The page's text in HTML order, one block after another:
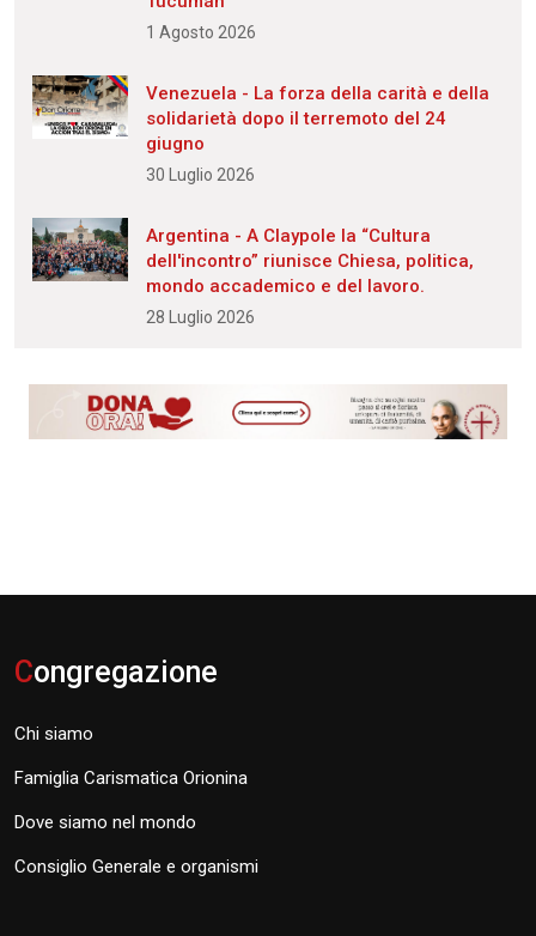
1 Agosto 2026
Venezuela - La forza della carità e della
solidarietà dopo il terremoto del 24
giugno
30 Luglio 2026
Argentina - A Claypole la “Cultura
dell'incontro” riunisce Chiesa, politica,
mondo accademico e del lavoro.
28 Luglio 2026
Congregazione
Chi siamo
Famiglia Carismatica Orionina
Dove siamo nel mondo
Consiglio Generale e organismi